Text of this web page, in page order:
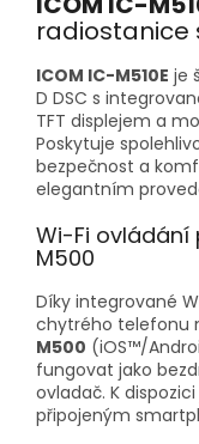
radiostanice
ICOM IC-M510E je
D DSC s
TFT displejem a
Poskytuje
bezpečnost a
elegantním
Wi-Fi ovládání
M500
Díky integrované
chytrého telefonu
M500 (iOS™/
fungovat jako
ovladač. K
připojeným